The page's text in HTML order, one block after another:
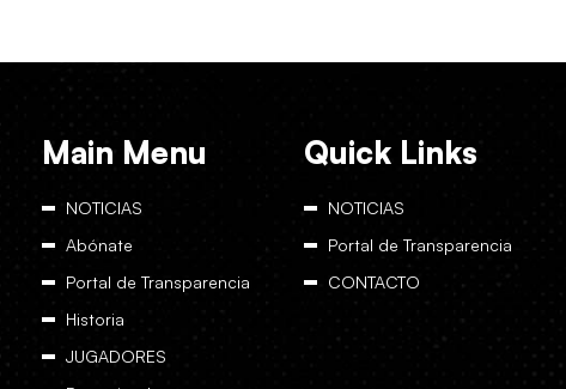
Main Menu
NOTICIAS
Abónate
Portal de Transparencia
Historia
JUGADORES
Quick Links
NOTICIAS
Portal de Transparencia
CONTACTO